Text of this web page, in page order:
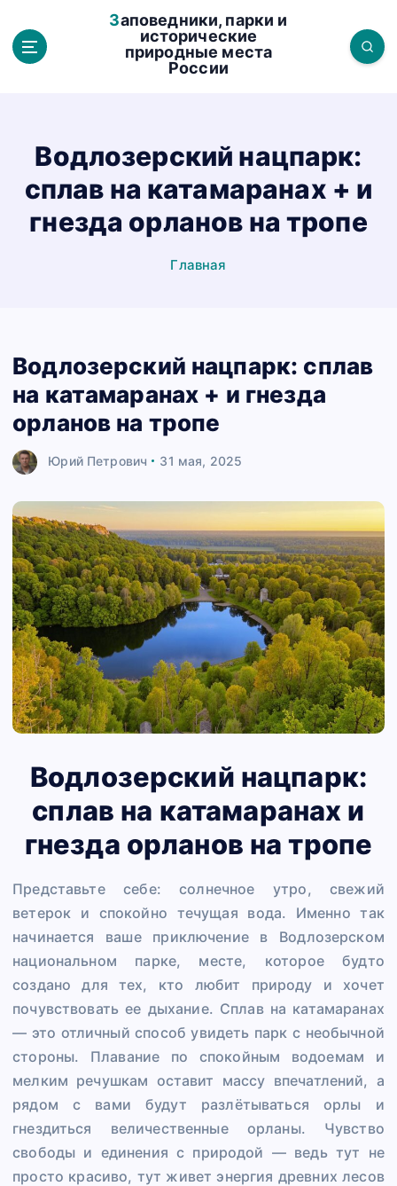
Заповедники, парки и
исторические
природные места
России
Водлозерский нацпарк:
сплав на катамаранах + и
гнезда орланов на тропе
Главная
Водлозерский нацпарк: сплав
на катамаранах + и гнезда
орланов на тропе
Юрий Петрович 31 мая, 2025
Водлозерский нацпарк:
сплав на катамаранах и
гнезда орланов на тропе
Представьте себе: солнечное утро, свежий
ветерок и спокойно течущая вода. Именно так
начинается ваше приключение в Водлозерском
национальном парке, месте, которое будто
создано для тех, кто любит природу и хочет
почувствовать ее дыхание. Сплав на катамаранах
— это отличный способ увидеть парк с необычной
стороны. Плавание по спокойным водоемам и
мелким речушкам оставит массу впечатлений, а
рядом с вами будут разлётываться орлы и
гнездиться величественные орланы. Чувство
свободы и единения с природой — ведь тут не
просто красиво, тут живет энергия древних лесов